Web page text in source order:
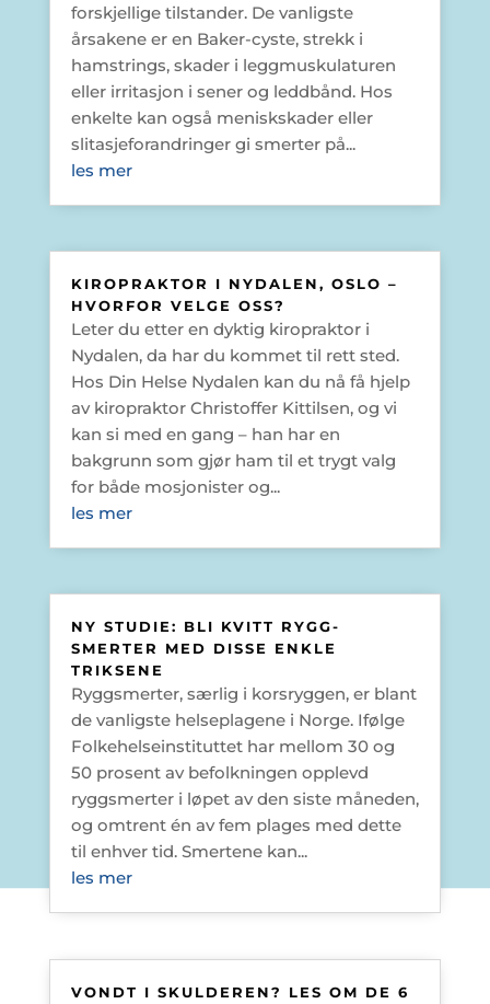
forskjellige tilstander. De vanligste
årsakene er en Baker-cyste, strekk i
hamstrings, skader i leggmuskulaturen
eller irritasjon i sener og leddbånd. Hos
enkelte kan også meniskskader eller
slitasjeforandringer gi smerter på...
les mer
KIROPRAKTOR I NYDALEN, OSLO –
HVORFOR VELGE OSS?
Leter du etter en dyktig kiropraktor i
Nydalen, da har du kommet til rett sted.
Hos Din Helse Nydalen kan du nå få hjelp
av kiropraktor Christoffer Kittilsen, og vi
kan si med en gang – han har en
bakgrunn som gjør ham til et trygt valg
for både mosjonister og...
les mer
NY STUDIE: BLI KVITT RYGG­
SMERTER MED DISSE ENKLE
TRIKSENE
Ryggsmerter, særlig i korsryggen, er blant
de vanligste helseplagene i Norge. Ifølge
Folkehelseinstituttet har mellom 30 og
50 prosent av befolkningen opplevd
ryggsmerter i løpet av den siste måneden,
og omtrent én av fem plages med dette
til enhver tid. Smertene kan...
les mer
VONDT I SKULDEREN? LES OM DE 6